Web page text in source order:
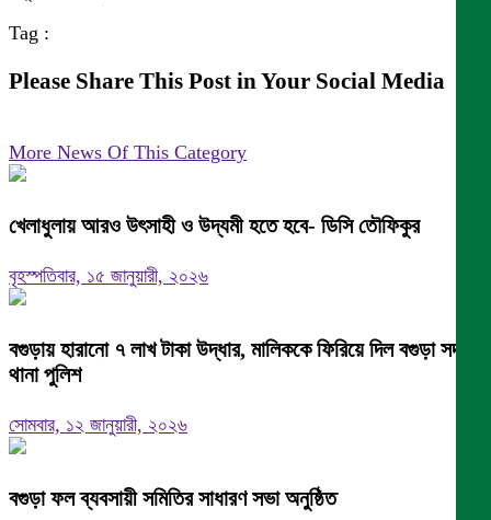
Tag :
Please Share This Post in Your Social Media
More News Of This Category
খেলাধুলায় আরও উৎসাহী ও উদ্যমী হতে হবে- ডিসি তৌফিকুর
বৃহস্পতিবার, ১৫ জানুয়ারী, ২০২৬
বগুড়ায় হারানো ৭ লাখ টাকা উদ্ধার, মালিককে ফিরিয়ে দিল বগুড়া সদর
থানা পুলিশ
সোমবার, ১২ জানুয়ারী, ২০২৬
বগুড়া ফল ব্যবসায়ী সমিতির সাধারণ সভা অনুষ্ঠিত